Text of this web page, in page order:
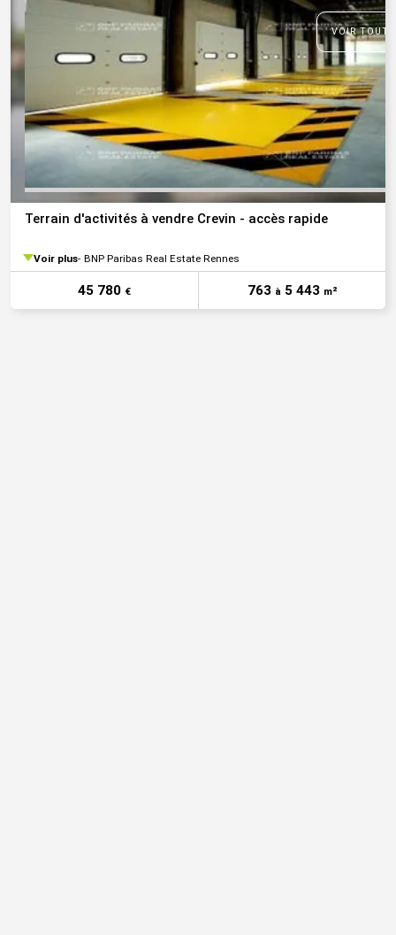
VOIR
Terrain d'activités à vendre Crevin - accès rapide
Voir plus BNP Paribas Real Estate Rennes
45 780 € 763 à5 443 m²